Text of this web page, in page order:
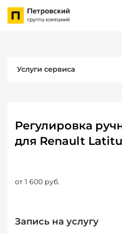
Услуги сервиса
Регулировка
для Renault
от 1 600 руб.
Запись на услугу